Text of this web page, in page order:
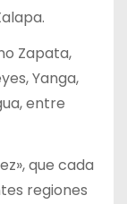
Zapata,
Yanga,
entre
que cada
regiones